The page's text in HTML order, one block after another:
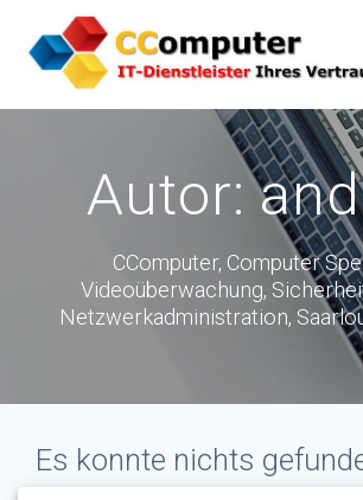
to
content
Autor:
CComputer, Computer
Videoüberwachung,
Netzwerkadministration,
Es konnte nichts